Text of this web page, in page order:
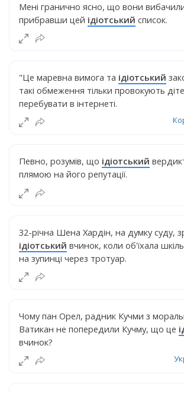
Мені гранично ясно, що вони
прибравши цей ідіотський список.
"Це маревна вимога та ідіотський
такі обмеження тільки провокують
перебувати в інтернеті.
Певно, розумів, що ідіотський
плямою на його репутації.
32-річна Шена Хардін, на думку суду,
ідіотський вчинок, коли об'їхала
на зупинці через тротуар.
Чому пан Орел, радник Кучми з
Ватикан не попередили Кучму, що це
вчинок?